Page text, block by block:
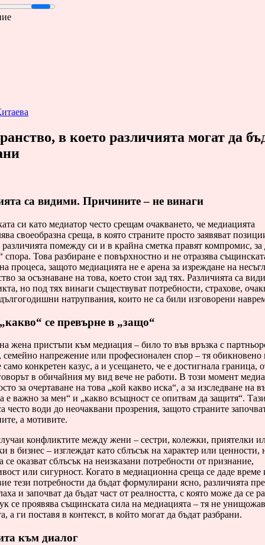
в което различията могат да
са видими. Причините – не винаги
си като медиатор често срещам очакването, че медиацията
своеобразна среща, в която страните просто заявяват
различията помежду си и в крайна сметка правят компромис, за
спора. Това разбиране е повърхностно и не отразява
процеса, защото медиацията не е арена за изреждане на
за осъзнаване на това, което стои зад тях. Различията са
но под тях винаги съществуват потребности, страхове,
натрупвания, които не са били изговорени
се превърне в „защо“
жена пристъпи към медиация – било то във връзка с
семейно напрежение или професионален спор – тя обикновено
само конкретен казус, а и усещането, че е достигнала граница,
в обичайния му вид вече не работи. В този момент
за очертаване на това „кой какво иска“, а за изследване на
е важно за мен“ и „какво всъщност се опитвам да защитя“.
често води до неочаквани прозрения, защото страните
а мотивите.
конфликтите между жени – сестри, колежки, приятелки
в бизнес – изглеждат като сблъсък на характер или ценности,
се оказват сблъсък на неизказани потребности от признание,
или сигурност. Когато в медиационна среща се даде време
тези потребности да бъдат формулирани ясно, различията
и започват да бъдат част от реалността, с която може да се
се проявява същинската сила на медиацията – тя не
а ги поставя в контекст, в който могат да бъдат разбрани.
към диалог